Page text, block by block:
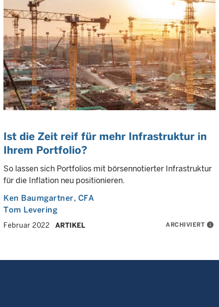
Ist die Zeit reif für mehr Infrastruktur in
Ihrem Portfolio?
So lassen sich Portfolios mit börsennotierter Infrastruktur
für die Inflation neu positionieren.
Ken Baumgartner, CFA
Tom Levering
Februar 2022 ARTIKEL ARCHIVIERT info